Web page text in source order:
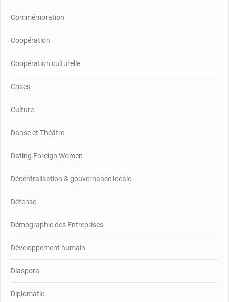
Commémoration
Coopération
Coopération culturelle
Crises
Culture
Danse et Théâtre
Dating Foreign Women
Décentralisation & gouvernance locale
Défense
Démographie des Entreprises
Développement humain
Diaspora
Diplomatie